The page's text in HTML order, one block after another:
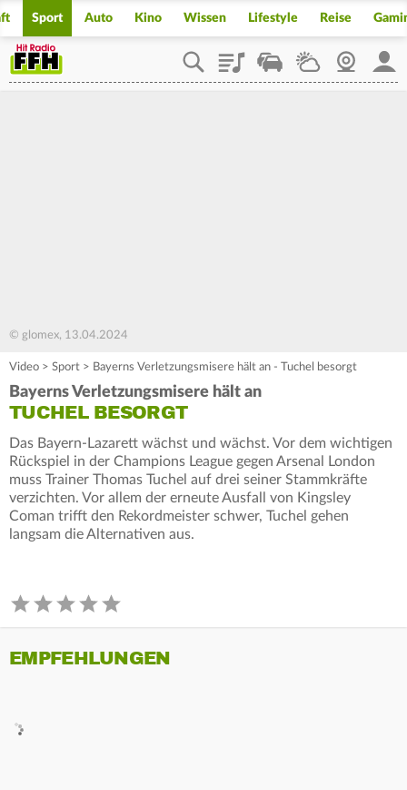
Sport Auto Kino Wissen Lifestyle Reise
PlaylistStaupilotWetterWebcam
© glomex, 13.04.2024
Video > Sport > Bayerns Verletzungsmisere hält an - Tuchel besorgt
Bayerns Verletzungsmisere hält an
TUCHEL BESORGT
Das Bayern-Lazarett wächst und wächst. Vor dem wichtigen
Rückspiel in der Champions League gegen Arsenal London
muss Trainer Thomas Tuchel auf drei seiner Stammkräfte
verzichten. Vor allem der erneute Ausfall von Kingsley
Coman trifft den Rekordmeister schwer, Tuchel gehen
langsam die Alternativen aus.
EMPFEHLUNGEN